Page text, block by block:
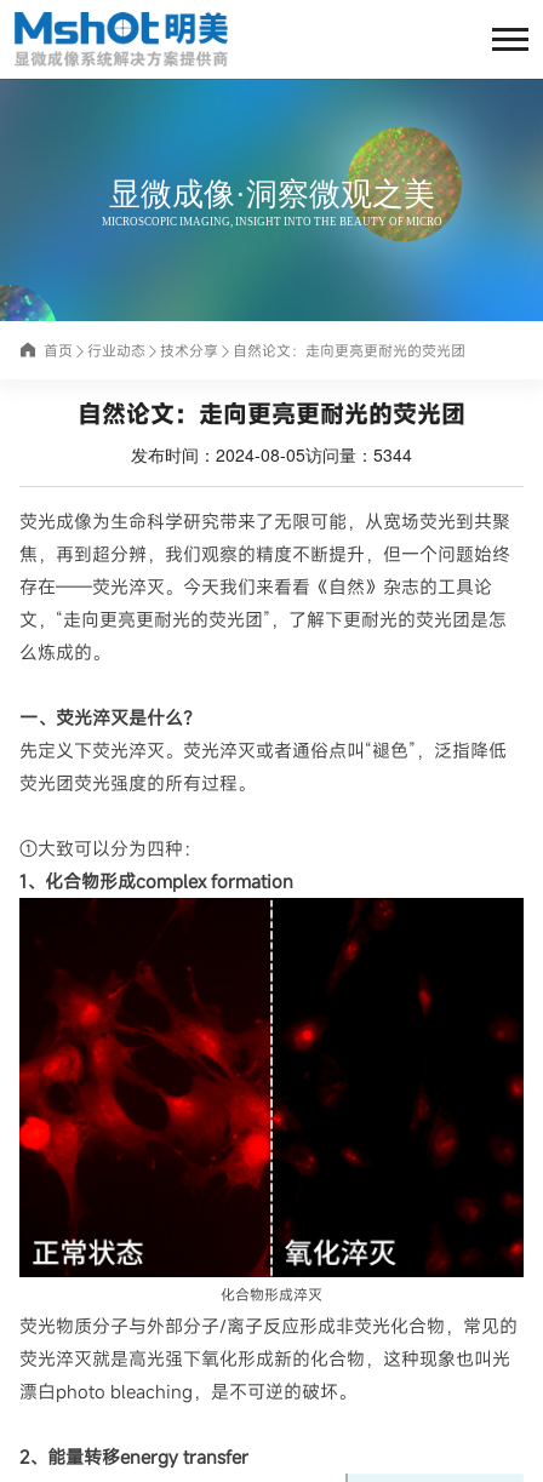
显微成像·洞察微观之美
MICROSCOPIC IMAGING, INSIGHT INTO THE BEAUTY OF MICRO
首页 行业动态 技术分享 自然论文：走向更亮更耐光的荧光团
自然论文：走向更亮更耐光的荧光团
发布时间：2024-08-05访问量：5344
荧光成像为生命科学研究带来了无限可能，从宽场荧光到共聚
焦，再到超分辨，我们观察的精度不断提升，但一个问题始终
存在——荧光淬灭。今天我们来看看《自然》杂志的工具论
文，“走向更亮更耐光的荧光团”，了解下更耐光的荧光团是怎
么炼成的。
一、荧光淬灭是什么？
先定义下荧光淬灭。荧光淬灭或者通俗点叫“褪色”，泛指降低
荧光团荧光强度的所有过程。
①大致可以分为四种：
1、化合物形成complex formation
化合物形成淬灭
荧光物质分子与外部分子/离子反应形成非荧光化合物，常见的
荧光淬灭就是高光强下氧化形成新的化合物，这种现象也叫光
漂白photo bleaching，是不可逆的破坏。
2、能量转移energy transfer